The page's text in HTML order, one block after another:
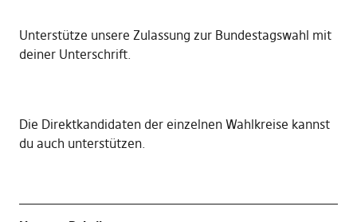
Unterstütze unsere Zulassung zur Bundestagswahl mit
deiner Unterschrift.
Die Direktkandidaten der einzelnen Wahlkreise kannst
du auch unterstützen.